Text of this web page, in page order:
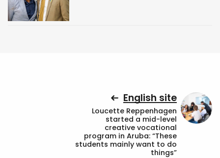
English site
Loucette Reppenhagen
started a mid-level
creative vocational
program in Aruba: “These
students mainly want to do
things”